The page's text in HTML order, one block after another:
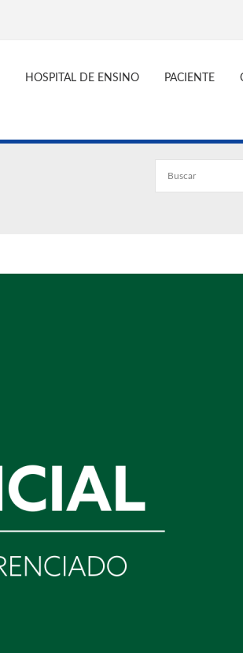
HOSPITAL DE ENSINO PACIENTE